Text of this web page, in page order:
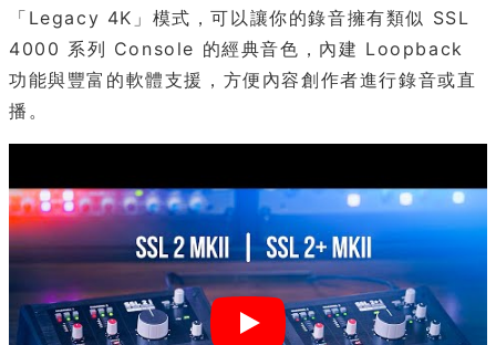
「Legacy 4K」模式，可以讓你的錄音擁有類似 SSL
4000 系列 Console 的經典音色，內建 Loopback
功能與豐富的軟體支援，方便內容創作者進行錄音或直
播。